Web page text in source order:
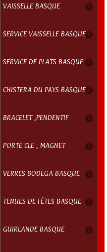
VAISSELLE BASQUE
SERVICE VAISSELLE BASQUE
SERVICE DE PLATS BASQUE
CHISTERA DU PAYS BASQUE
BRACELET ,PENDENTIF
PORTE CLE , MAGNET
VERRES BODEGA BASQUE
TENUES DE FÊTES BASQUE
GUIRLANDE BASQUE